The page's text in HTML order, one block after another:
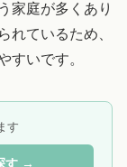
家庭が多くあり
れているため、
すいです。
す
す →